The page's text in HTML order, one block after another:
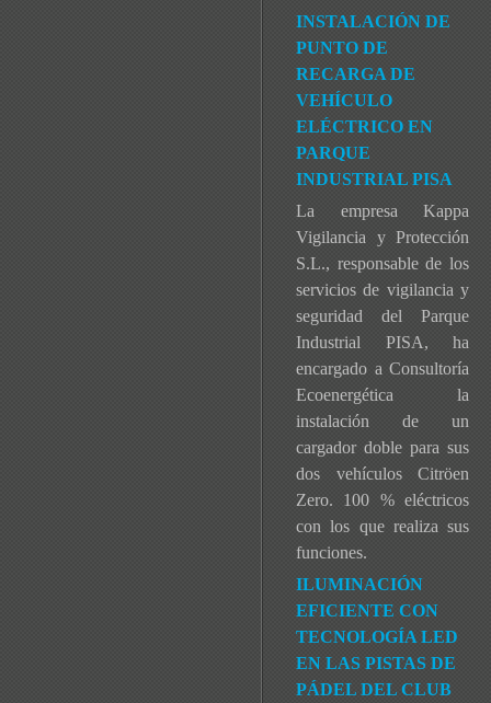
INSTALACIÓN DE
PUNTO DE
RECARGA DE
VEHÍCULO
ELÉCTRICO EN
PARQUE
INDUSTRIAL PISA
La empresa Kappa
Vigilancia y Protección
S.L., responsable de los
servicios de vigilancia y
seguridad del Parque
Industrial PISA, ha
encargado a Consultoría
Ecoenergética la
instalación de un
cargador doble para sus
dos vehículos Citröen
Zero. 100 % eléctricos
con los que realiza sus
funciones.
ILUMINACIÓN
EFICIENTE CON
TECNOLOGÍA LED
EN LAS PISTAS DE
PÁDEL DEL CLUB